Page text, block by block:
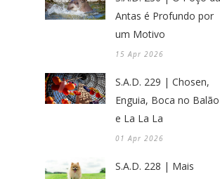
Antas é Profundo por
um Motivo
15 Apr 2026
S.A.D. 229 | Chosen,
Enguia, Boca no Balão
e La La La
01 Apr 2026
S.A.D. 228 | Mais